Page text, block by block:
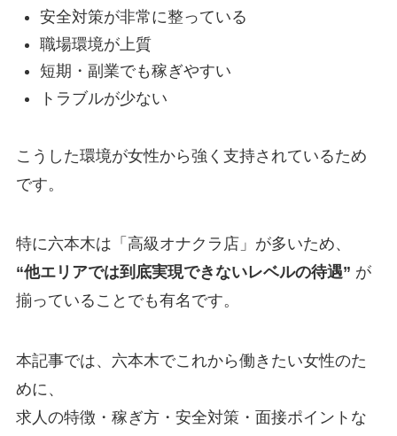
安全対策が非常に整っている
職場環境が上質
短期・副業でも稼ぎやすい
トラブルが少ない
こうした環境が女性から強く支持されているため
です。
特に六本木は「高級オナクラ店」が多いため、
“他エリアでは到底実現できないレベルの待遇” が
揃っていることでも有名です。
本記事では、六本木でこれから働きたい女性のた
めに、
求人の特徴・稼ぎ方・安全対策・面接ポイントな